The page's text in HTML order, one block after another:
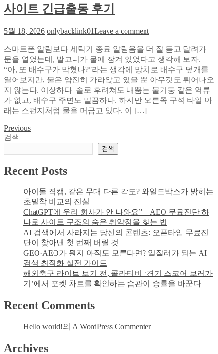
하
는
실
전
전
략
사이트 긴급출동 후기
5월 18, 2026 onlybacklink01Leave a commenton
남
아
파
트
15
층,
니
물
바
다…
수
막
힘
었
스마트폰 알람보다 세탁기 종료 알림음을 더 잘 듣고 달려가
문을 열었는데, 발코니가 물에 잠겨 있었다고 생각해 보자.
“아, 또 배수구가 막혔나?”라는 생각에 망치로 배수구 덮개를
열어보지만, 물은 얌전히 가라앉고 있을 뿐 아무것도 튀어나오
지 않는다. 이상하다. 솔로 후려쳐도 내뿜는 물기둥 같은 역류
가 없고, 배수구 주변도 말끔하다. 하지만 오른쪽 구석 타일 아
래는 스펀지처럼 물을 머금고 있다. 이 […]
글
탐
Previous
검색
검색
Recent Posts
아이돌 직캠, 같은 무대 다른 각도? 와일드박스가 밝히는
초밀착 비교의 진실
ChatGPT에 우리 회사가 안 나와요” – AEO 무료진단 하
나로 사이트 구조의 숨은 취약점을 찾는 법
AI 검색에서 사라지는 당신의 콘텐츠: 오픈타임 무료진
단이 찾아낸 첫 번째 버릴 것
GEO·AEO가 뭔지 아직도 모른다면? 일잘러가 되는 AI
검색 최적화 실전 가이드
해외축구 라이브 보기 전, 콜라티비 ‘경기 스코어 보러가
기’에서 포켓 차트를 확인하는 습관이 승률을 바꾼다
Recent Comments
Hello world!의 A WordPress Commenter
Archives